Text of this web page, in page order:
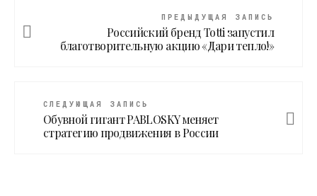
ПРЕДЫДУЩАЯ ЗАПИСЬ
Российский бренд Totti запустил
благотворительную акцию «Дари тепло!»
СЛЕДУЮЩАЯ ЗАПИСЬ
Обувной гигант PABLOSKY меняет
стратегию продвижения в России